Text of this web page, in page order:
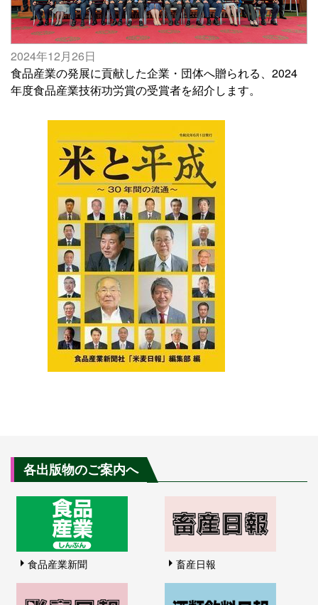
2024年12月26日
食品産業の発展に貢献した企業・団体へ贈られる、2024
年度食品産業技術功労賞の受賞者を紹介します。
各出版物のご案内へ
食品産業新聞 畜産日報